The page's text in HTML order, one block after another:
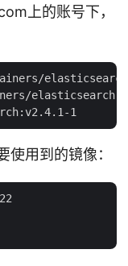
上的账号下，
用到的镜像：